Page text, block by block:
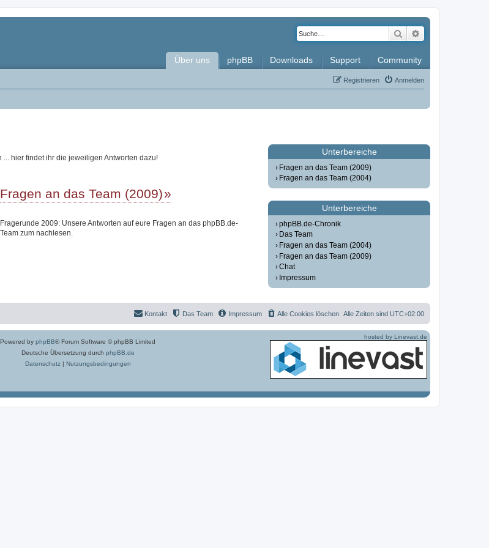
Suche
Über uns phpBB Downloads Support Community
Anmelden
Registrieren
hier findet ihr die jeweiligen Antworten dazu!
Fragen an das Team (2009)
Fragerunde 2009: Unsere Antworten auf eure Fragen an das phpBB.de-
Team zum nachlesen.
Unterbereiche
Fragen an das Team (2009)
Fragen an das Team (2004)
Unterbereiche
phpBB.de-Chronik
Das Team
Fragen an das Team (2004)
Fragen an das Team (2009)
Chat
Impressum
Alle Zeiten sind UTC+02:00
Alle Cookies löschen
Impressum
Das Team
Kontakt
Powered by phpBB® Forum Software © phpBB Limited
Deutsche Übersetzung durch phpBB.de
Datenschutz| Nutzungsbedingungen
hosted by Linevast.de